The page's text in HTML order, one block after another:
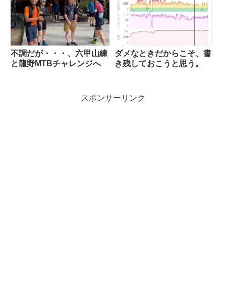
不調だが・・・、六甲山練
と龍野MTBチャレンジへ
ダメなときだからこそ、書
き残しておこうと思う。
スポンサーリンク